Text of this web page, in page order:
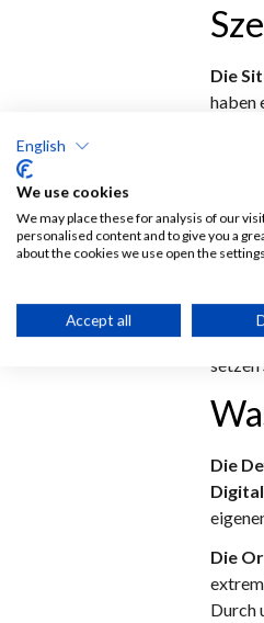
Die
haben
Die
setzen
Die
Die
Durch
English
We use cookies
We may place these for analysis of our
personalised content and to give you a
about the cookies we use open the settings.
Accept all